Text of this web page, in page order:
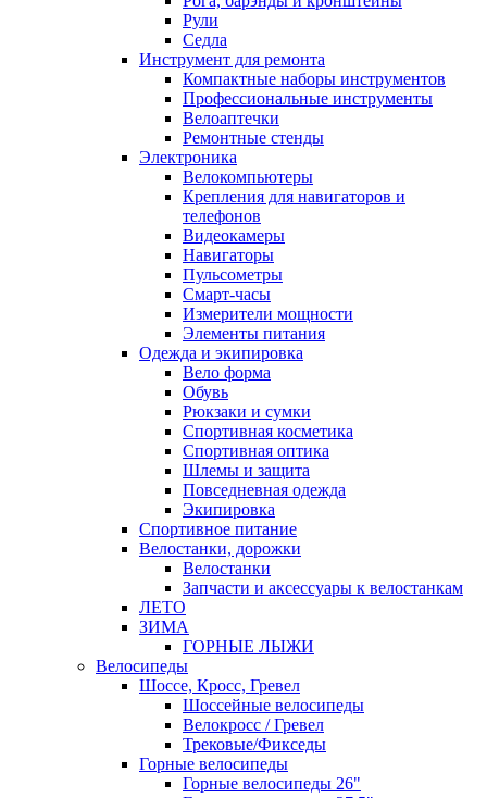
Рули
Седла
Инструмент для ремонта
Компактные наборы инструментов
Профессиональные инструменты
Велоаптечки
Ремонтные стенды
Электроника
Велокомпьютеры
Крепления для навигаторов и
телефонов
Видеокамеры
Навигаторы
Пульсометры
Смарт-часы
Измерители мощности
Элементы питания
Одежда и экипировка
Вело форма
Обувь
Рюкзаки и сумки
Спортивная косметика
Спортивная оптика
Шлемы и защита
Повседневная одежда
Экипировка
Спортивное питание
Велостанки, дорожки
Велостанки
Запчасти и аксессуары к велостанкам
ЛЕТО
ЗИМА
ГОРНЫЕ ЛЫЖИ
Велосипеды
Шоссе, Кросс, Гревел
Шоссейные велосипеды
Велокросс / Гревел
Трековые/Фикседы
Горные велосипеды
Горные велосипеды 26"